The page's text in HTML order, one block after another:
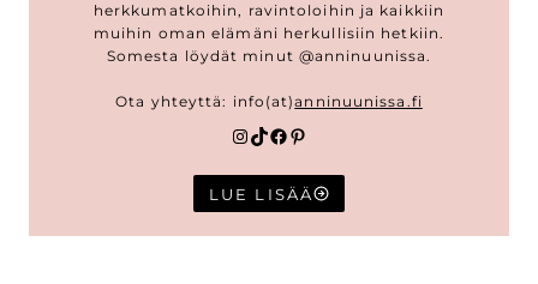
herkkumatkoihin, ravintoloihin ja kaikkiin
muihin oman elämäni herkullisiin hetkiin.
Somesta löydät minut @anninuunissa.
Ota yhteyttä: info(at)anninuunissa.fi
Instagram
TikTok
Facebook
Pinterest
LUE LISÄÄ